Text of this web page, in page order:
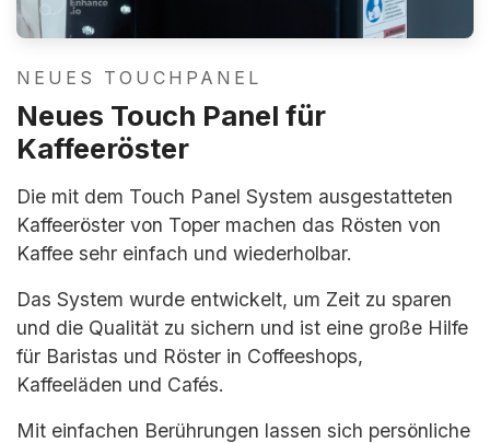
NEUES TOUCHPANEL
Neues Touch Panel für
Kaffeeröster
Die mit dem Touch Panel System ausgestatteten
Kaffeeröster von Toper machen das Rösten von
Kaffee sehr einfach und wiederholbar.
Das System wurde entwickelt, um Zeit zu sparen
und die Qualität zu sichern und ist eine große Hilfe
für Baristas und Röster in Coffeeshops,
Kaffeeläden und Cafés.
Mit einfachen Berührungen lassen sich persönliche